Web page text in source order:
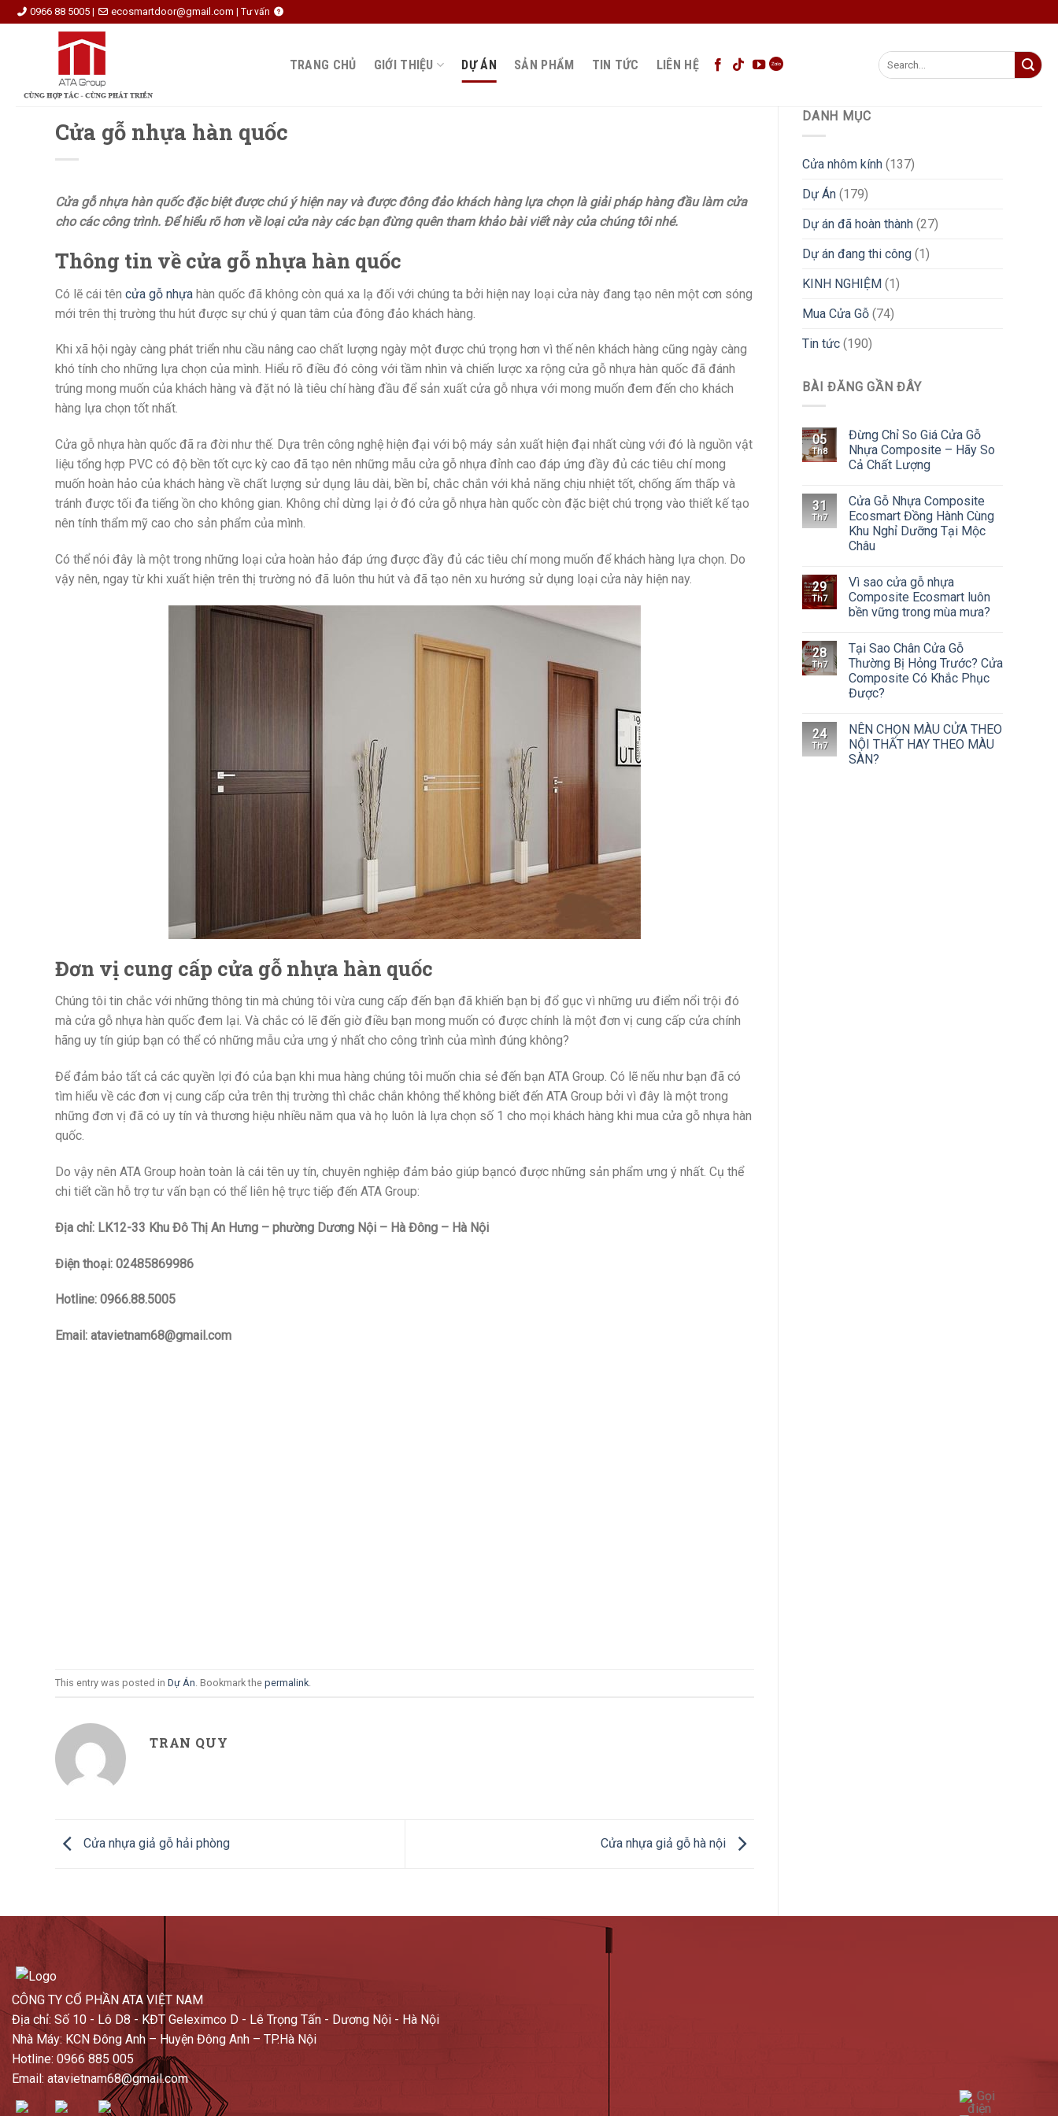
Skip
to
0966 88 5005 | ecosmartdoor@gmail.com | Tư vấn
TRANG CHỦ GIỚI THIỆU DỰ ÁN SẢN PHẨM TIN TỨC LIÊN HỆ
Search
for:
Cửa gỗ nhựa hàn quốc
Cửa gỗ nhựa hàn quốc đặc biệt được chú ý hiện nay và được đông đảo khách hàng lựa chọn là giải pháp hàng đầu làm cửa
cho các công trình. Để hiểu rõ hơn về loại cửa này các bạn đừng quên tham khảo bài viết này của chúng tôi nhé.
Thông tin về cửa gỗ nhựa hàn quốc
Có lẽ cái tên cửa gỗ nhựa hàn quốc đã không còn quá xa lạ đối với chúng ta bởi hiện nay loại cửa này đang tạo nên một cơn sóng
mới trên thị trường thu hút được sự chú ý quan tâm của đông đảo khách hàng.
Khi xã hội ngày càng phát triển nhu cầu nâng cao chất lượng ngày một được chú trọng hơn vì thế nên khách hàng cũng ngày càng
khó tính cho những lựa chọn của mình. Hiểu rõ điều đó công với tầm nhìn và chiến lược xa rộng cửa gỗ nhựa hàn quốc đã đánh
trúng mong muốn của khách hàng và đặt nó là tiêu chí hàng đầu để sản xuất cửa gỗ nhựa với mong muốn đem đến cho khách
hàng lựa chọn tốt nhất.
Cửa gỗ nhựa hàn quốc đã ra đời như thế. Dựa trên công nghệ hiện đại với bộ máy sản xuất hiện đại nhất cùng với đó là nguồn vật
liệu tổng hợp PVC có độ bền tốt cực kỳ cao đã tạo nên những mẫu cửa gỗ nhựa đỉnh cao đáp ứng đầy đủ các tiêu chí mong
muốn hoàn hảo của khách hàng về chất lượng sử dụng lâu dài, bền bỉ, chắc chắn với khả năng chịu nhiệt tốt, chống ấm thấp và
tránh được tối đa tiếng ồn cho không gian. Không chỉ dừng lại ở đó cửa gỗ nhựa hàn quốc còn đặc biệt chú trọng vào thiết kế tạo
nên tính thẩm mỹ cao cho sản phẩm của mình.
Có thể nói đây là một trong những loại cửa hoàn hảo đáp ứng được đầy đủ các tiêu chí mong muốn để khách hàng lựa chọn. Do
vậy nên, ngay từ khi xuất hiện trên thị trường nó đã luôn thu hút và đã tạo nên xu hướng sử dụng loại cửa này hiện nay.
Đơn vị cung cấp cửa gỗ nhựa hàn quốc
Chúng tôi tin chắc với những thông tin mà chúng tôi vừa cung cấp đến bạn đã khiến bạn bị đổ gục vì những ưu điểm nổi trội đó
mà cửa gỗ nhựa hàn quốc đem lại. Và chắc có lẽ đến giờ điều bạn mong muốn có được chính là một đơn vị cung cấp cửa chính
hãng uy tín giúp bạn có thể có những mẫu cửa ưng ý nhất cho công trình của mình đúng không?
Để đảm bảo tất cả các quyền lợi đó của bạn khi mua hàng chúng tôi muốn chia sẻ đến bạn ATA Group. Có lẽ nếu như bạn đã có
tìm hiểu về các đơn vị cung cấp cửa trên thị trường thì chắc chắn không thể không biết đến ATA Group bởi vì đây là một trong
những đơn vị đã có uy tín và thương hiệu nhiều năm qua và họ luôn là lựa chọn số 1 cho mọi khách hàng khi mua cửa gỗ nhựa hàn
quốc.
Do vậy nên ATA Group hoàn toàn là cái tên uy tín, chuyên nghiệp đảm bảo giúp bạncó được những sản phẩm ưng ý nhất. Cụ thể
chi tiết cần hỗ trợ tư vấn bạn có thể liên hệ trực tiếp đến ATA Group:
Địa chỉ: LK12-33 Khu Đô Thị An Hưng – phường Dương Nội – Hà Đông – Hà Nội
Điện thoại: 02485869986
Hotline: 0966.88.5005
Email: atavietnam68@gmail.com
This entry was posted in Dự Án . Bookmark the permalink
TRAN QUY
Cửa nhựa giả gỗ hải phòng Cửa nhựa giả gỗ hà nội
DANH MỤC
Cửa nhôm kính (137)
Dự Án (179)
Dự án đã hoàn thành (27)
Dự án đang thi công (1)
KINH NGHIỆM (1)
Mua Cửa Gỗ (74)
Tin tức (190)
BÀI ĐĂNG GẦN ĐÂY
05
Th8
Đừng Chỉ So Giá Cửa Gỗ
Nhựa Composite – Hãy So
Cả Chất Lượng
31
Th7
Cửa Gỗ Nhựa Composite
Ecosmart Đồng Hành Cùng
Khu Nghỉ Dưỡng Tại Mộc
Châu
29
Th7
Vì sao cửa gỗ nhựa
Composite Ecosmart luôn
bền vững trong mùa mưa?
28
Th7
Tại Sao Chân Cửa Gỗ
Thường Bị Hỏng Trước? Cửa
Composite Có Khắc Phục
Được?
24
Th7
NÊN CHỌN MÀU CỬA THEO
NỘI THẤT HAY THEO MÀU
SÀN?
CÔNG TY CỔ PHẦN ATA VIỆT NAM
Địa chỉ: Số 10 - Lô D8 - KĐT Geleximco D - Lê Trọng Tấn - Dương Nội - Hà Nội
Nhà Máy: KCN Đông Anh – Huyện Đông Anh – TP.Hà Nội
Hotline: 0966 885 005
Email: atavietnam68@gmail.com